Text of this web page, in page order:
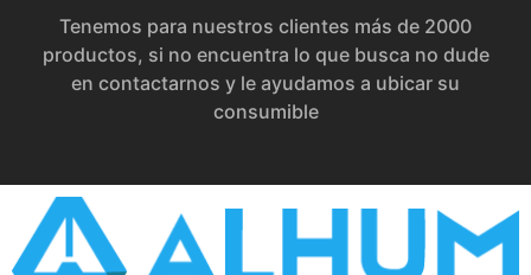
Tenemos para nuestros clientes más de 2000
productos, si no encuentra lo que busca no dude
en contactarnos y le ayudamos a ubicar su
consumible